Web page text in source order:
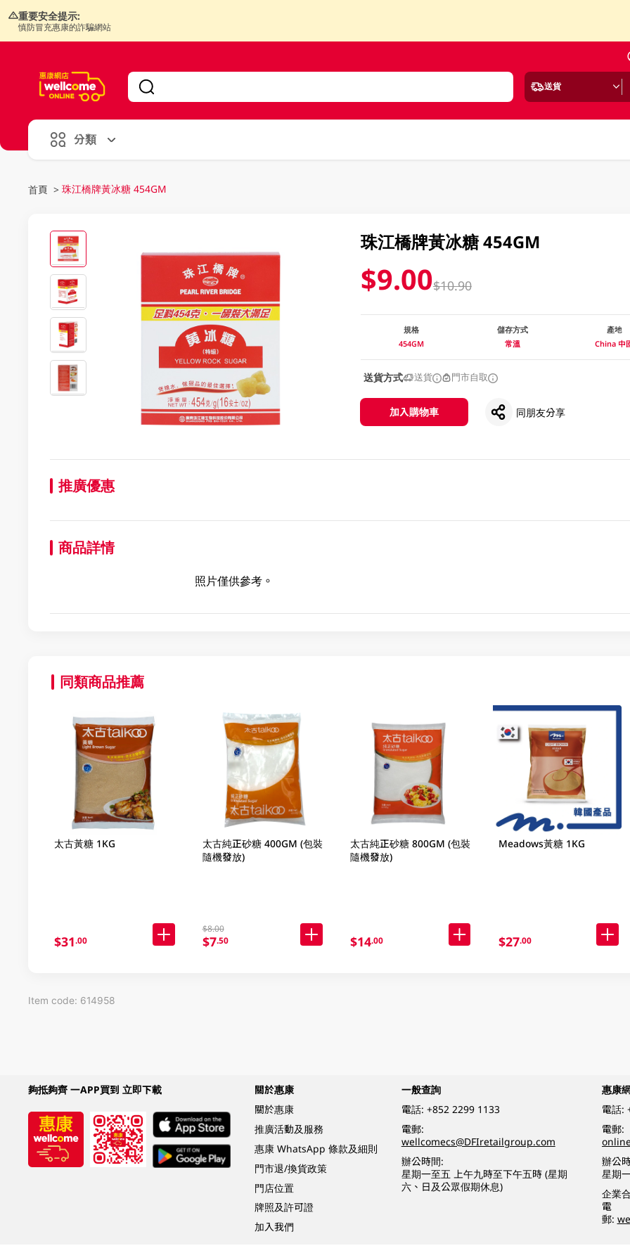
重要安全提示:
慎防冒充惠康的詐騙網站
送貨
分類
首頁 > 珠江橋牌黃冰糖 454GM
珠江橋牌黃冰糖 454GM
$9.00$10.90
規格
454GM
儲存方式
常溫
產地
China 中
送貨方式 送貨 門市自取
加入購物車 同朋友分享
推廣優惠
商品詳情
照片僅供參考。
同類商品推薦
太古黃糖 1KG
$31.00
太古純正砂糖 400GM (包裝
隨機發放)
$8.00
$7.50
太古純正砂糖 800GM (包裝
隨機發放)
$14.00
Meadows黃糖 1KG
$27.00
Item code: 614958
夠抵夠齊 一APP買到 立即下載
關於惠康
關於惠康
推廣活動及服務
惠康 WhatsApp 條款及細則
門市退/換貨政策
門店位置
牌照及許可證
加入我們
一般查詢
電話: +852 2299 1133
電郵:
wellcomecs@DFIretailgroup.com
辦公時間:
星期一至五 上午九時至下午五時 (星期
六、日及公眾假期休息)
惠康
電話:
電郵:
辦公
星期
企業
電
郵: